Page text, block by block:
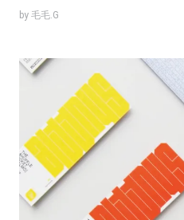
by 毛毛.G